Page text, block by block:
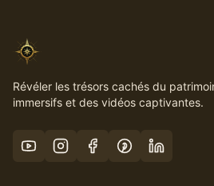
Révéler les trésors cachés du
immersifs et des vidéos captivantes.